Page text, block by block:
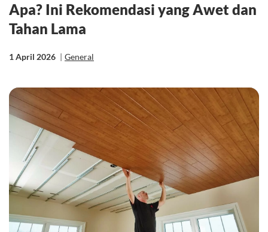
Apa? Ini Rekomendasi yang Awet dan
Tahan Lama
1 April 2026 | General